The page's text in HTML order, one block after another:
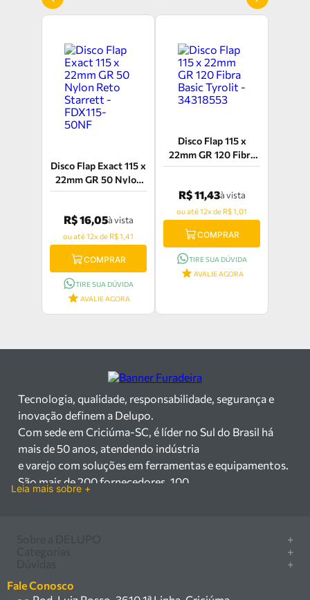
Disco Flap Exact 115 x
22mm GR 50 Nylon
Reto Starrett -
R$ 16,05à vista
ou até 12x de R$ 1,41
COMPRAR
TIRE SUA DÚVIDA
AVALIE AGORA
Disco Flap 115 x
22mm GR 120 Fibra
Basic Tyrolit -
R$ 11,43à vista
ou até 12x de R$ 1,01
COMPRAR
TIRE SUA DÚVIDA
AVALIE AGORA
Tecnologia, qualidade, responsabilidade, segurança e
inovação definem a Delupo.
Com sede em Criciúma-SC, é líder no Sul do Brasil há
mais de 50 anos, atendendo indústria
e varejo com soluções em ferramentas e equipamentos.
São mais de 200 fornecedores, 100
equipamentos industriais no Sul do Brasil. Com sede em
Criciúma – SC, atendemos os
Leia mais sobre +
+
Marcas
+
Serra circular
+
Como comprar
Central de ajuda
Fale Conosco